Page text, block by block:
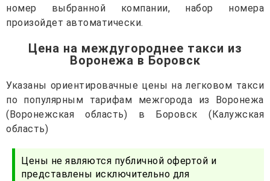
номер выбранной компании, набор номера
произойдет автоматически.
Цена на междугороднее такси из
Воронежа в Боровск
Указаны ориентировачные цены на легковом такси
по популярным тарифам межгорода из Воронежа
(Воронежская область) в Боровск (Калужская
область)
Цены не являются публичной офертой и
представлены исключительно для